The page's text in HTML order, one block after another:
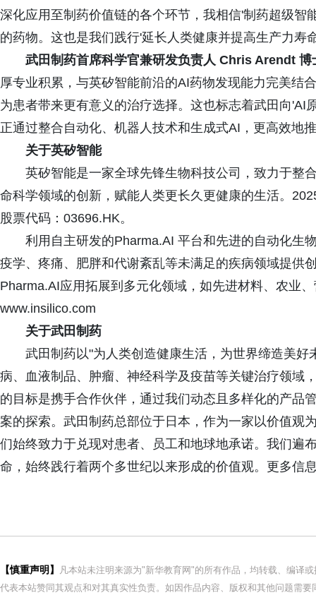
深化应用至制药价值链的各个环节，我相信'制药超级智
的药物。这也是我们践行'延长人类健康并提高生产力寿
武田制药首席科学官兼研发负责人 Chris Arendt 博
厚专业积累，与英矽智能前沿的AI药物发现能力完美结
为患者带来更有意义的治疗选择。这也标志着武田向'AI
正通过整合自动化、机器人技术和生成式AI，更高效地
关于英矽智能
英矽智能是一家全球先锋生物科技公司，致力于整
命科学领域的创新，赋能人类更长久更健康的生活。
股票代码：03696.HK。
利用自主研发的Pharma.AI 平台和先进的自动化生
疫学、疼痛、肥胖和代谢紊乱等未满足的疾病领域提供
Pharma.AI应用拓展到多元化领域，如先进材料、农业
www.insilico.com
关于武田制药
武田制药以"为人类创造健康生活，为世界缔造美好
病、血液制品、肿瘤、神经科学及疫苗等关键治疗领域
的目标是携手合作伙伴，通过我们动态且多样化的产品
案的探索。武田制药总部位于日本，作为一家以价值观
们始终致力于兑现对患者、员工和地球地承诺。我们遍
命，始终践行着两个多世纪以来形成的价值观。更多信
【慎重声明】
凡本站未注明来源为"新华教育网"的所有作品，均转载、编译
代表本站赞同其观点和对其真实性负责。如因作品内容、版权和其他问题需